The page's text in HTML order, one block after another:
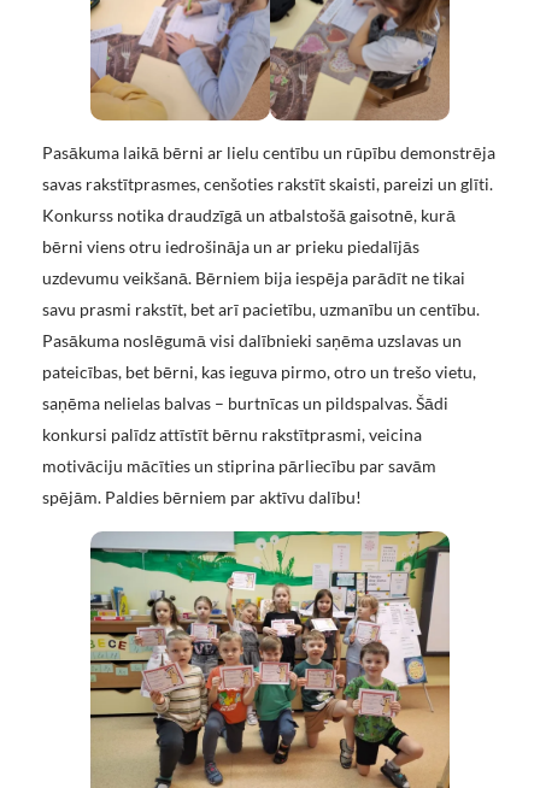
Pasākuma laikā bērni ar lielu centību un rūpību demonstrēja
savas rakstītprasmes, cenšoties rakstīt skaisti, pareizi un glīti.
Konkurss notika draudzīgā un atbalstošā gaisotnē, kurā
bērni viens otru iedrošināja un ar prieku piedalījās
uzdevumu veikšanā. Bērniem bija iespēja parādīt ne tikai
savu prasmi rakstīt, bet arī pacietību, uzmanību un centību.
Pasākuma noslēgumā visi dalībnieki saņēma uzslavas un
pateicības, bet bērni, kas ieguva pirmo, otro un trešo vietu,
saņēma nelielas balvas – burtnīcas un pildspalvas. Šādi
konkursi palīdz attīstīt bērnu rakstītprasmi, veicina
motivāciju mācīties un stiprina pārliecību par savām
spējām. Paldies bērniem par aktīvu dalību!